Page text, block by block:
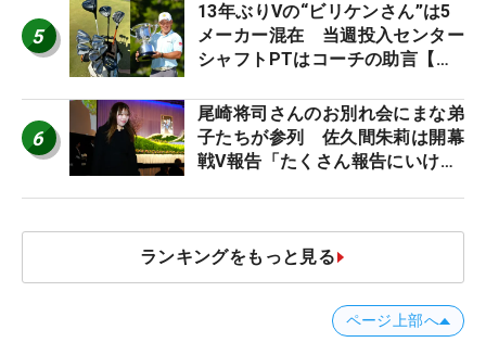
5
13年ぶりVの“ビリケンさん”は5
メーカー混在 当週投入センター
シャフトPTはコーチの助言【勝
6
尾崎将司さんのお別れ会にまな弟
子たちが参列 佐久間朱莉は開幕
戦V報告「たくさん報告にいける
ランキングをもっと見る
ページ上部へ